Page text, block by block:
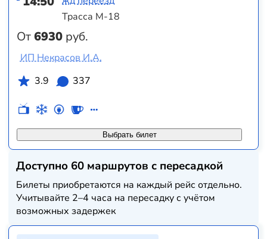
От6930 руб.
Трасса М-18
Выбрать билет
ИП Некрасов И.А.
3.9
337
Доступно 60 маршрутов с пересадкой
Билеты приобретаются на каждый рейс отдельно.
Учитывайте 2–4 часа на пересадку с учётом
возможных задержек